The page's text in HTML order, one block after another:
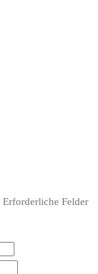
Erforderliche Felder